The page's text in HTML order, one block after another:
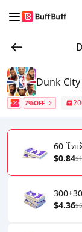
Dunk
7%OFF
60 โท
$0.84
$4.36